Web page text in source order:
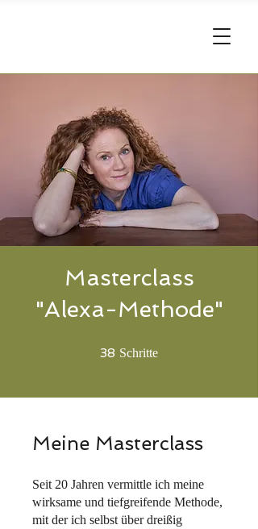
Masterclass
"Alexa-Methode"
38 Schritte
Meine Masterclass
Seit 20 Jahren vermittle ich meine
wirksame und tiefgreifende Methode,
mit der ich selbst über dreißig